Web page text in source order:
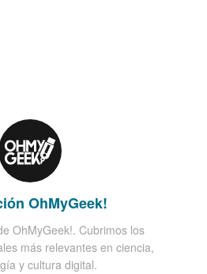
OhMyGeek!
OhMyGeek!. Cubrimos los
más relevantes en ciencia,
y cultura digital.